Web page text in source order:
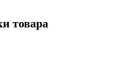
товара